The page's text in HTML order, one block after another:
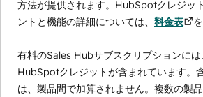
方法が提供されます。HubSpotクレジッ
ントと機能の詳細については、 料金表
有料のSales Hubサブスクリプションに
HubSpotクレジットが含まれています。
は、製品間で加算されません。複数の製